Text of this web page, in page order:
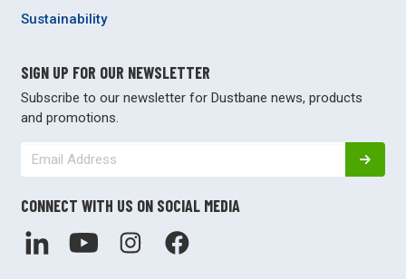
Sustainability
SIGN UP FOR OUR NEWSLETTER
Subscribe to our newsletter for Dustbane news, products
and promotions.
CONNECT WITH US ON SOCIAL MEDIA